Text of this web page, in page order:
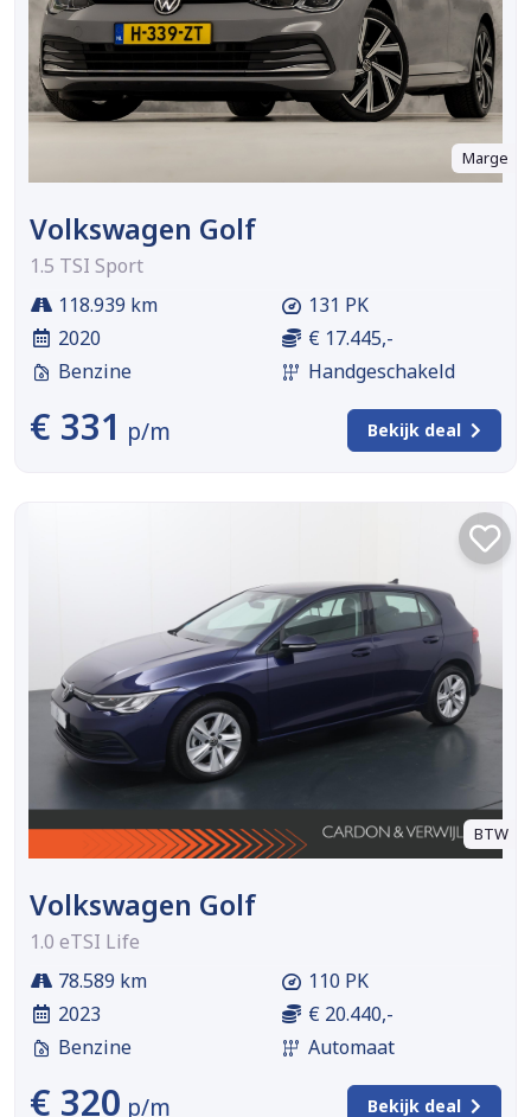
Marge
Volkswagen Golf
1.5 TSI Sport
118.939 km
2020
Benzine
131 PK
€ 17.445,-
Handgeschakeld
€ 331 p/m Bekijk deal
BTW
Volkswagen Golf
1.0 eTSI Life
78.589 km
2023
Benzine
110 PK
€ 20.440,-
Automaat
€ 320 p/m Bekijk deal